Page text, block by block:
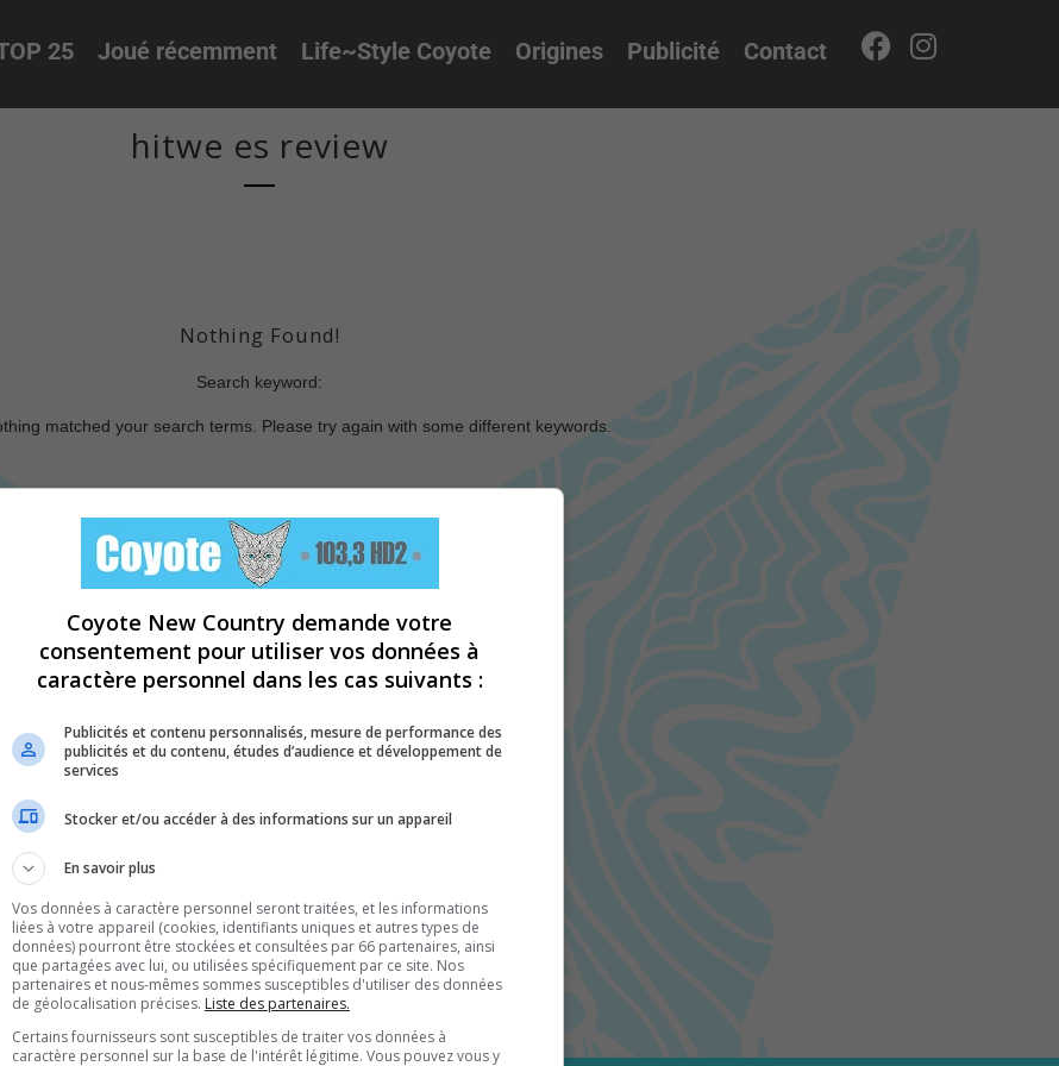
25 Joué récemment Life~Style Coyote Origines Publicité Contact
hitwe es review
Nothing Found!
Search keyword:
matched your search terms. Please try again with some different keywords.
Coyote New Country demande votre
consentement pour utiliser vos données à
caractère personnel dans les cas suivants :
Publicités et contenu personnalisés, mesure de performance des
publicités et du contenu, études d’audience et développement de
services
Stocker et/ou accéder à des informations sur un appareil
En savoir plus
Vos données à caractère personnel seront traitées, et les informations
liées à votre appareil (cookies, identifiants uniques et autres types de
données) pourront être stockées et consultées par 66 partenaires, ainsi
que partagées avec lui, ou utilisées spécifiquement par ce site. Nos
partenaires et nous-mêmes sommes susceptibles d'utiliser des données
de géolocalisation précises. Liste des partenaires.
Certains fournisseurs sont susceptibles de traiter vos données à
caractère personnel sur la base de l'intérêt légitime. Vous pouvez vous y